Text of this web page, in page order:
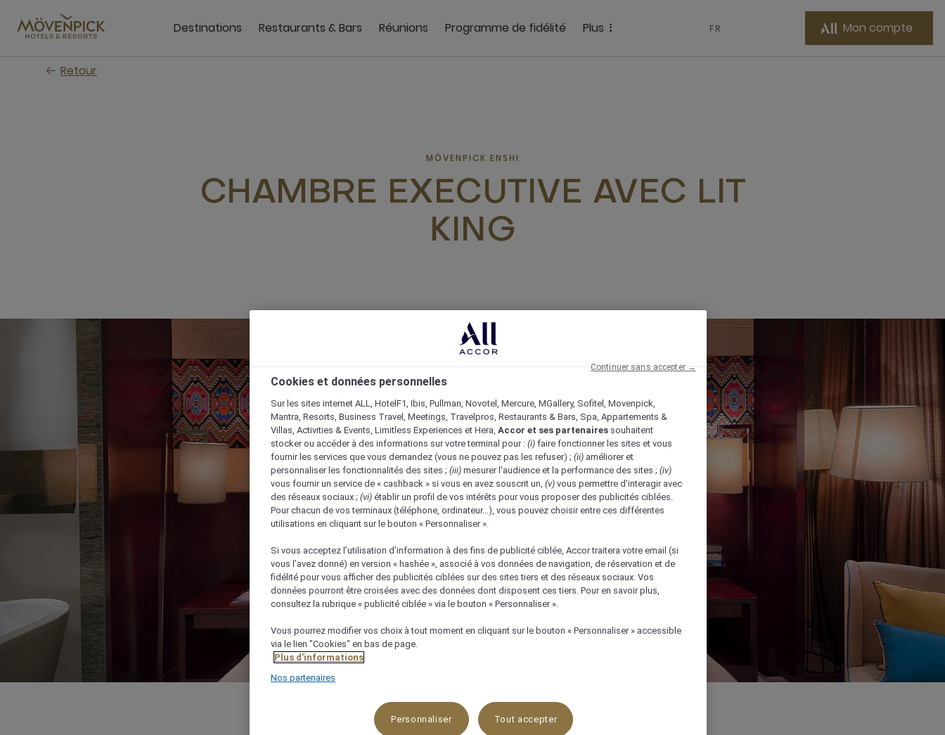
contenu
Destinations Restaurants & Bars Réunions Programme de fidélité Plus FR Mon compte
Retour
MÖVENPICK ENSHI
CHAMBRE EXECUTIVE AVEC LIT
KING
40 m² 3 x
Cookies et données personnelles
Sur les sites internet ALL, HotelF1, Ibis, Pullman, Novotel, Mercure, MGallery, Sofitel, Movenpick,
Mantra, Resorts, Business Travel, Meetings, Travelpros, Restaurants & Bars, Spa, Appartements &
Villas, Activities & Events, Limitless Experiences et Hera, Accor et ses partenaires souhaitent
stocker ou accéder à des informations sur votre terminal pour : (i) faire fonctionner les sites et vous
fournir les services que vous demandez (vous ne pouvez pas les refuser) ; (ii) améliorer et
personnaliser les fonctionnalités des sites ; (iii) mesurer l'audience et la performance des sites ; (iv)
vous fournir un service de « cashback » si vous en avez souscrit un, (v) vous permettre d'interagir avec
des réseaux sociaux ; (vi) établir un profil de vos intérêts pour vous proposer des publicités ciblées.
Pour chacun de vos terminaux (téléphone, ordinateur…), vous pouvez choisir entre ces différentes
utilisations en cliquant sur le bouton « Personnaliser ».
Si vous acceptez l’utilisation d’information à des fins de publicité ciblée, Accor traitera votre email (si
vous l’avez donné) en version « hashée », associé à vos données de navigation, de réservation et de
fidélité pour vous afficher des publicités ciblées sur des sites tiers et des réseaux sociaux. Vos
données pourront être croisées avec des données dont disposent ces tiers. Pour en savoir plus,
consultez la rubrique « publicité ciblée » via le bouton « Personnaliser ».
Vous pourrez modifier vos choix à tout moment en cliquant sur le bouton « Personnaliser » accessible
via le lien "Cookies" en bas de page.
Plus d'informations
Nos partenaires
Personnaliser Tout accepter
Continuer sans accepter →